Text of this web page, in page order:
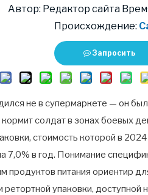
Автор: Редактор сайта
Происхождение:
Запросить
не в супермаркете — он
кормит солдат в зонах боевых
стоимость которой в
7,0% в год. Понимание
продуктов питания ориентир
упаковки, доступной